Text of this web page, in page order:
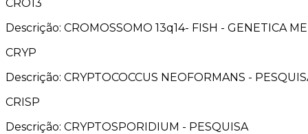
CRO13
Descrição: CROMOSSOMO 13q14- FISH - GENETICA
CRYP
Descrição: CRYPTOCOCCUS NEOFORMANS -
CRISP
Descrição: CRYPTOSPORIDIUM - PESQUISA